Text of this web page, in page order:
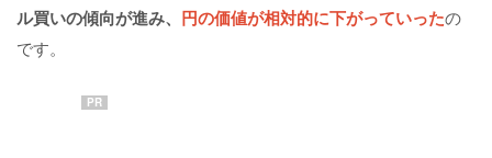
ル買いの傾向が進み、 円の価値が相対的に下がっていったの
です。
PR